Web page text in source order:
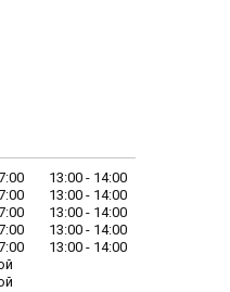
13:00
14:00
13:00
14:00
13:00
14:00
13:00
14:00
13:00
14:00